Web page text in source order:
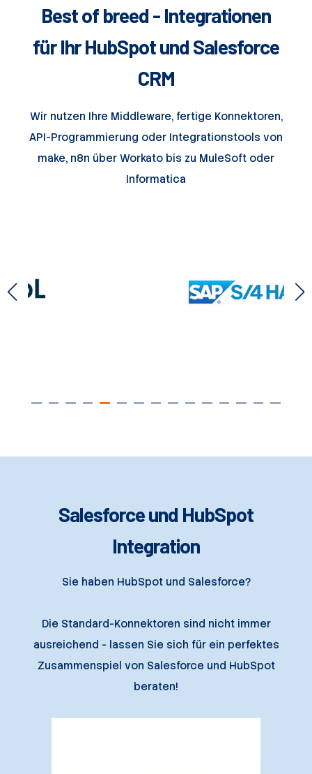
Best of breed - Integrationen
für Ihr HubSpot und Salesforce
CRM
Wir nutzen Ihre Middleware, fertige Konnektoren,
API-Programmierung oder Integrationstools von
make, n8n über Workato bis zu MuleSoft oder
Informatica
Salesforce und HubSpot
Integration
Sie haben HubSpot und Salesforce?
Die Standard-Konnektoren sind nicht immer
ausreichend - lassen Sie sich für ein perfektes
Zusammenspiel von Salesforce und HubSpot
beraten!